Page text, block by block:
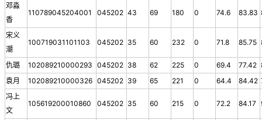
邓淼
香
110789045204001 045202 43 69 180 0 74.6 83.83
宋义
潮
100719031101103 045202 35 60 232 0 71.8 85.75
仇璐 102089210000293 045202 38 62 225 0 69.4 77.42
袁月
102089210000326 045202 39 65 221 0 64.4 84.42
冯上
文
105619200010860 045202 35 60 215 0 72.2 84.17